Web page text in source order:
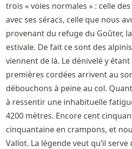
trois « voies normales » : celle
avec ses séracs, celle que nous
provenant du refuge du Goûter,
estivale. De fait ce sont des
viennent de là. Le dénivelé y
premières cordées arrivent au
débouchons à peine au col.
à ressentir une inhabituelle
4200 mètres. Encore cent
cinquantaine en crampons, et
Vallot. La légende veut qu’il